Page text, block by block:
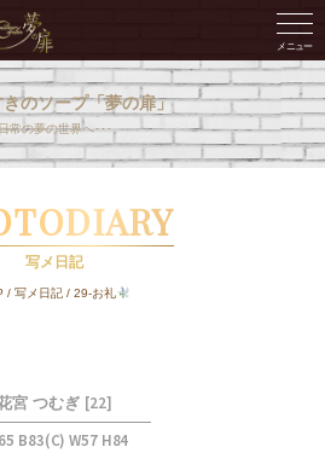
のソープ「夢の扉」
常の夢の世界へ･･･。
写メ日記
/写メ日記 /29-お礼
宮 つむぎ [22]
B83(C) W57 H84